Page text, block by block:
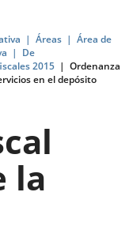
Áreas
Área de
De
2015
Ordenanza
en el depósito
la